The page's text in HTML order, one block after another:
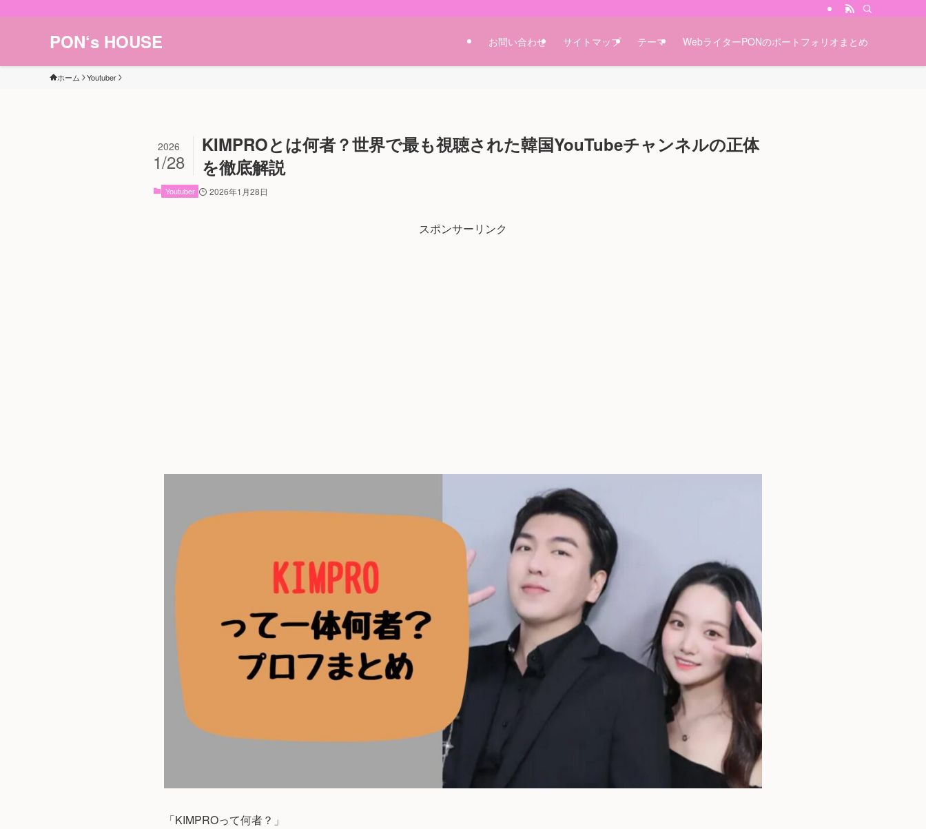
PON‘s HOUSE お問い合わせ サイトマップ テーマ WebライターPONのポートフォリオまとめ
ホーム Youtuber
KIMPROとは何者？世界で最も視聴された韓国YouTubeチャンネルの正体
を徹底解説
2026
1/28
Youtuber 2026年1月28日
スポンサーリンク
「KIMPROって何者？」